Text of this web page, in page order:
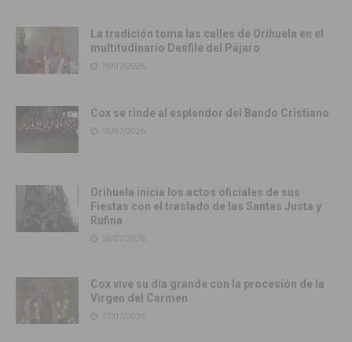
La tradición toma las calles de Orihuela en el
multitudinario Desfile del Pájaro
19/07/2026
Cox se rinde al esplendor del Bando Cristiano
18/07/2026
Orihuela inicia los actos oficiales de sus
Fiestas con el traslado de las Santas Justa y
Rufina
18/07/2026
Cox vive su día grande con la procesión de la
Virgen del Carmen
17/07/2026